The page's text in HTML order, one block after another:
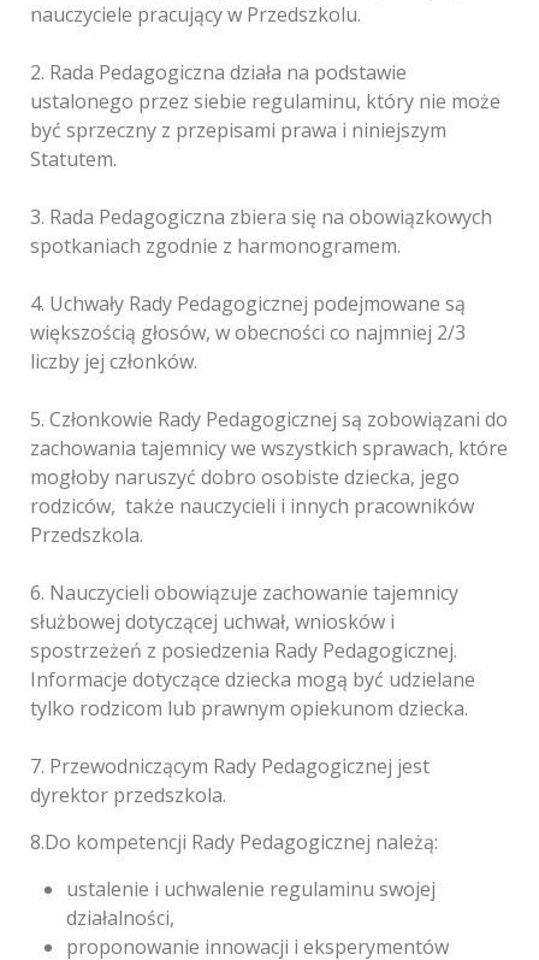
nauczyciele pracujący w Przedszkolu.
2. Rada Pedagogiczna działa na podstawie
ustalonego przez siebie regulaminu, który nie może
być sprzeczny z przepisami prawa i niniejszym
Statutem.
3. Rada Pedagogiczna zbiera się na obowiązkowych
spotkaniach zgodnie z harmonogramem.
4. Uchwały Rady Pedagogicznej podejmowane są
większością głosów, w obecności co najmniej 2/3
liczby jej członków.
5. Członkowie Rady Pedagogicznej są zobowiązani do
zachowania tajemnicy we wszystkich sprawach, które
mogłoby naruszyć dobro osobiste dziecka, jego
rodziców, także nauczycieli i innych pracowników
Przedszkola.
6. Nauczycieli obowiązuje zachowanie tajemnicy
służbowej dotyczącej uchwał, wniosków i
spostrzeżeń z posiedzenia Rady Pedagogicznej.
Informacje dotyczące dziecka mogą być udzielane
tylko rodzicom lub prawnym opiekunom dziecka.
7. Przewodniczącym Rady Pedagogicznej jest
dyrektor przedszkola.
8.Do kompetencji Rady Pedagogicznej należą:
ustalenie i uchwalenie regulaminu swojej
działalności,
proponowanie innowacji i eksperymentów